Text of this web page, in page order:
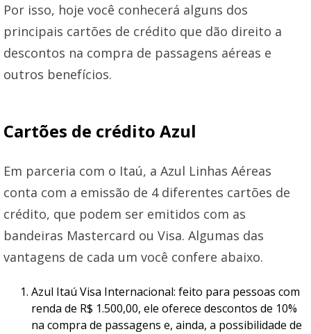
Por isso, hoje você conhecerá alguns dos
principais cartões de crédito que dão direito a
descontos na compra de passagens aéreas e
outros benefícios.
Cartões de crédito Azul
Em parceria com o Itaú, a Azul Linhas Aéreas
conta com a emissão de 4 diferentes cartões de
crédito, que podem ser emitidos com as
bandeiras Mastercard ou Visa. Algumas das
vantagens de cada um você confere abaixo.
Azul Itaú Visa Internacional: feito para pessoas com
renda de R$ 1.500,00, ele oferece descontos de 10%
na compra de passagens e, ainda, a possibilidade de